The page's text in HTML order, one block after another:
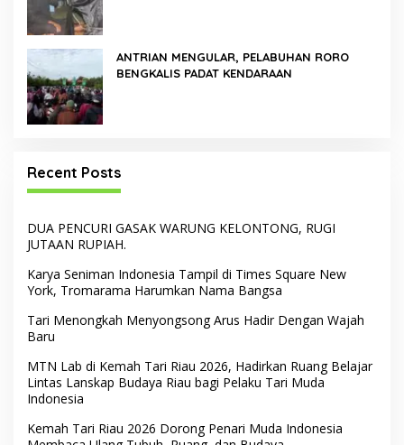
ANTRIAN MENGULAR, PELABUHAN RORO
BENGKALIS PADAT KENDARAAN
Recent Posts
DUA PENCURI GASAK WARUNG KELONTONG, RUGI
JUTAAN RUPIAH.
Karya Seniman Indonesia Tampil di Times Square New
York, Tromarama Harumkan Nama Bangsa
Tari Menongkah Menyongsong Arus Hadir Dengan Wajah
Baru
MTN Lab di Kemah Tari Riau 2026, Hadirkan Ruang Belajar
Lintas Lanskap Budaya Riau bagi Pelaku Tari Muda
Indonesia
Kemah Tari Riau 2026 Dorong Penari Muda Indonesia